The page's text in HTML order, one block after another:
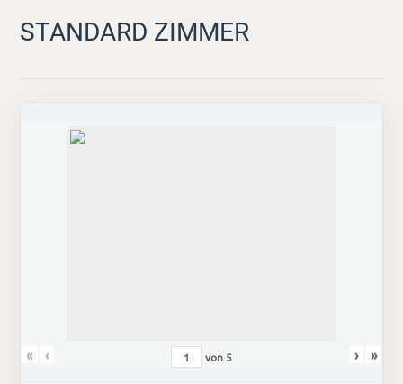
STANDARD ZIMMER
« ‹ von 5 › »